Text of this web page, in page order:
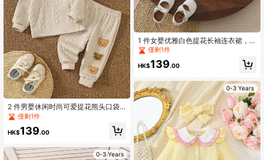
2 件男婴休闲时尚可爱提花熊头口袋
连帽衫和提花熊头裤子套装，春秋
僅剩1件
HK$139.00
0-3 Years
1 件女婴优雅白色提花长袖连衣裙，
带蝴蝶结装饰和刺绣，网眼面料，适
合春秋季
僅剩1件
HK$139.00
0-3 Years